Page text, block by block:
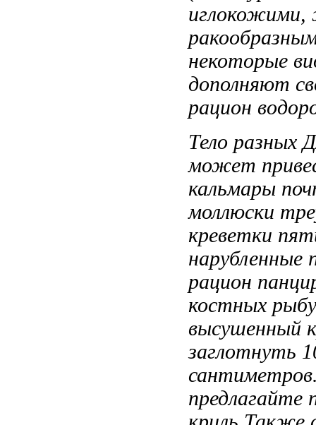
иглокожими,
некоторые
дополняют
рацион
Тело разных
может
кальмары
моллюски
креветки
нарубленные
рацион
костных
высушенный
заглотнуть